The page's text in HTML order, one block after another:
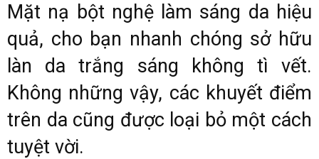
Mặt nạ bột nghệ làm sáng da hiệu
quả, cho bạn nhanh chóng sở hữu
làn da trắng sáng không tì vết.
Không những vậy, các khuyết điểm
trên da cũng được loại bỏ một cách
tuyệt vời.